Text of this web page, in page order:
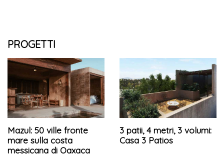
PROGETTI
Mazul: 50 ville fronte
mare sulla costa
messicana di Oaxaca
3 patii, 4 metri, 3 volumi:
Casa 3 Patios